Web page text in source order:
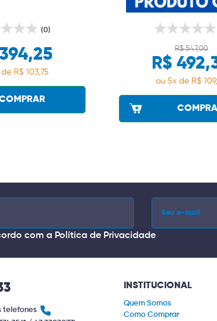
(0)
R$ 103,75
R$ 547,00
R$
ou 5x de R$
com a Política de Privacidade
telefones
INSTITUCIONAL
Quem Somos
Como Comprar